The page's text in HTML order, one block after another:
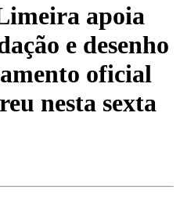
apoia
e desenho
oficial
nesta sexta